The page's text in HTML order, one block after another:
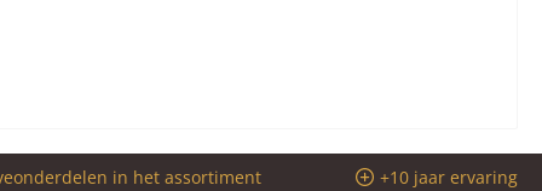
in het assortiment +10 jaar ervaring